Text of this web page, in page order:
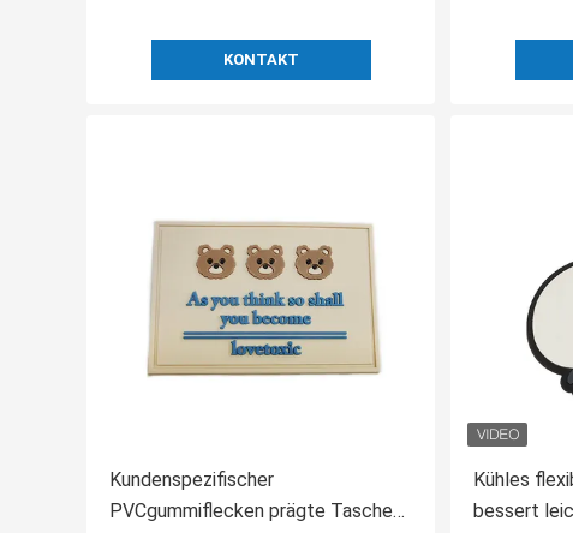
KONTAKT
Kundenspezifischer
PVCgummiflecken prägte Tasche
Kühles
bessert